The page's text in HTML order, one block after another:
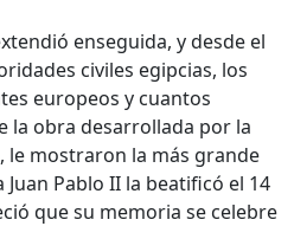
enseguida, y desde el
civiles egipcias, los
europeos y cuantos
la obra desarrollada por la
le mostraron la más grande
Pablo II la beatificó el 14
que su memoria se celebre